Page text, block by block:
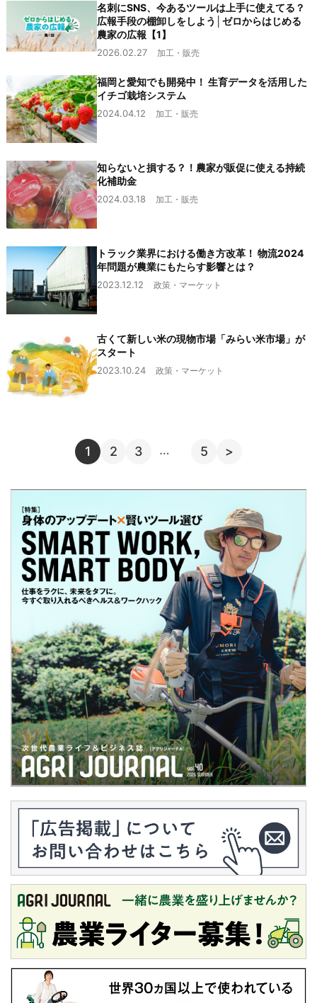
名刺にSNS、今あるツールは上手に使えてる？
広報手段の棚卸しをしよう│ゼロからはじめる
農家の広報【1】
2026.02.27 加工・販売
福岡と愛知でも開発中！ 生育データを活用した
イチゴ栽培システム
2024.04.12 加工・販売
知らないと損する？！農家が販促に使える持続
化補助金
2024.03.18 加工・販売
トラック業界における働き方改革！ 物流2024
年問題が農業にもたらす影響とは？
2023.12.12 政策・マーケット
古くて新しい米の現物市場「みらい米市場」が
スタート
2023.10.24 政策・マーケット
1 2 3 … 5 >